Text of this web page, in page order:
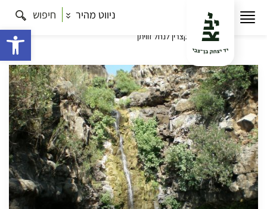
ניווט מהיר חיפוש
טוב ללכת בדרכים – מסלולי הליכה
קמפוס צפון ב': כחול, ירוק ושחור בגולן
– מקצרין לנחל זוויתן